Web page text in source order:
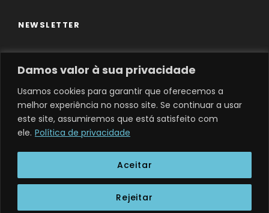
Damos valor à sua privacidade
Usamos cookies para garantir que oferecemos a
melhor experiência no nosso site. Se continuar a usar
este site, assumiremos que está satisfeito com
ele. Política de privacidade
Rejeitar
Aceitar
NEWSLETTER
Insira o seu email
Eu aceito a Politica de Privacidade
NORTE - RNAAT Nº 83/2024